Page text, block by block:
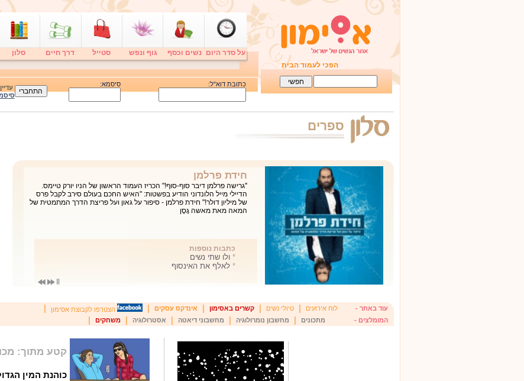
הפכי לעמוד הבית
על סדר היום נשים וכסף גוף ונפש סטייל דרך חיים סלון
כתובת דוא"ל: סיסמא:
ספרים
ולו שתי נשים
''איני בושה בחטאיי. הלוא ייתכן שגם לכם בעל או אישה, או אולי אהוב או
אהובה שבגדו בכם, בלבם ובמעשיהם, ותהיתם איך להשיב להם כגמולם.
ובכל מקרה, בני אדם אנחנו והאם יש אדם שלא חטא?'' ולו שתי נשים, ספרה
החדש של חוה עציוני-הלוי
כתבות נוספות
*לאלף את האינסוף
*חידת פרלמן
עוד באתר - לוח אירועים |טיולי נשים |קשרים באסימון אינדקס עסקים הצטרפו לקבוצת אסימון
המומלצים - מתכונים מחשבון נומרולוגיה מחשבוני דיאטה אסטרולוגיה |משחקים
קטע מתוך:
כוהנת המין